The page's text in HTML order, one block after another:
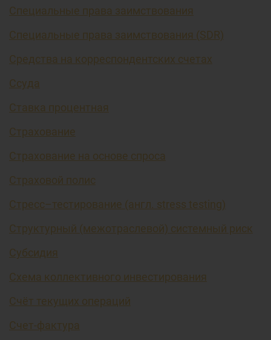
Специальные права заимствования
Специальные права заимствования (SDR)
Средства на корреспондентских счетах
Ссуда
Ставка процентная
Страхование
Страхование на основе спроса
Страховой полис
Стресс–тестирование (англ. stress testing)
Структурный (межотраслевой) системный риск
Субсидия
Схема коллективного инвестирования
Счёт текущих операций
Счет-фактура